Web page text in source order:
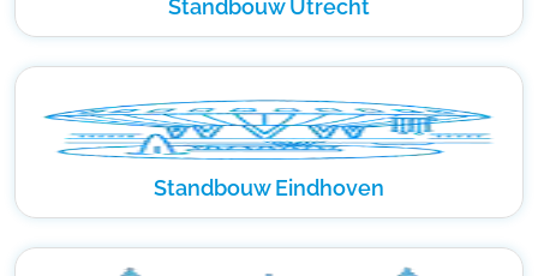
Standbouw Utrecht
Standbouw Eindhoven